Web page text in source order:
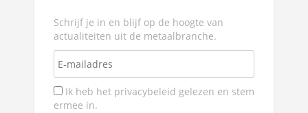
Schrijf je in en blijf op de hoogte van
actualiteiten uit de metaalbranche.
Ik heb het privacybeleid gelezen en stem
ermee in.